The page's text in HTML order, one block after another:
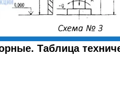
Таблица